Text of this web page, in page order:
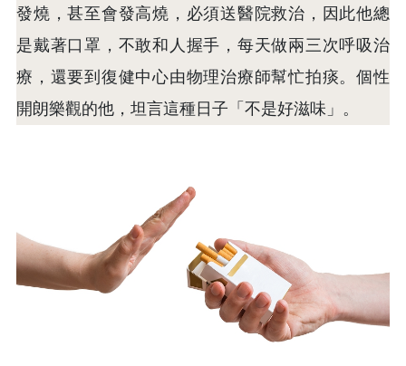
發燒，甚至會發高燒，必須送醫院救治，因此他總
是戴著口罩，不敢和人握手，每天做兩三次呼吸治
療，還要到復健中心由物理治療師幫忙拍痰。個性
開朗樂觀的他，坦言這種日子「不是好滋味」。